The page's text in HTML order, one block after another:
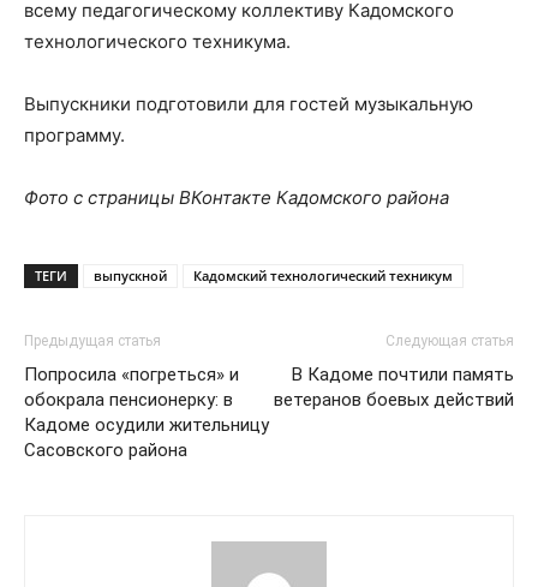
всему педагогическому коллективу Кадомского
технологического техникума.
Выпускники подготовили для гостей музыкальную
программу.
Фото с страницы ВКонтакте Кадомского района
ТЕГИ выпускной Кадомский технологический техникум
Предыдущая статья
Попросила «погреться» и
обокрала пенсионерку: в
Кадоме осудили жительницу
Сасовского района
Следующая статья
В Кадоме почтили память
ветеранов боевых действий